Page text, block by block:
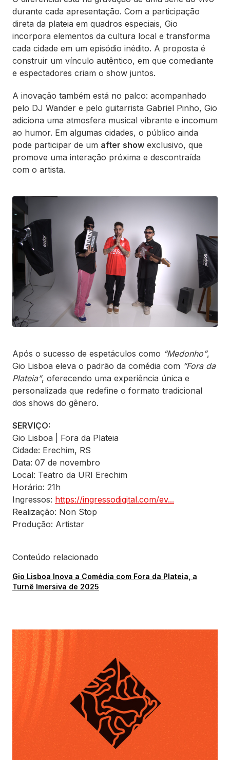
durante cada apresentação. Com a participação
direta da plateia em quadros especiais, Gio
incorpora elementos da cultura local e transforma
cada cidade em um episódio inédito. A proposta é
construir um vínculo autêntico, em que comediante
e espectadores criam o show juntos.
A inovação também está no palco: acompanhado
pelo DJ Wander e pelo guitarrista Gabriel Pinho, Gio
adiciona uma atmosfera musical vibrante e incomum
ao humor. Em algumas cidades, o público ainda
pode participar de um after show exclusivo, que
promove uma interação próxima e descontraída
com o artista.
Após o sucesso de espetáculos como “Medonho”,
Gio Lisboa eleva o padrão da comédia com “Fora da
Plateia”, oferecendo uma experiência única e
personalizada que redefine o formato tradicional
dos shows do gênero.
SERVIÇO:
Gio Lisboa | Fora da Plateia
Cidade: Erechim, RS
Data: 07 de novembro
Local: Teatro da URI Erechim
Horário: 21h
Ingressos: https://ingressodigital.com/ev...
Realização: Non Stop
Produção: Artistar
Conteúdo relacionado
Gio Lisboa Inova a Comédia com Fora da Plateia, a
Turnê Imersiva de 2025